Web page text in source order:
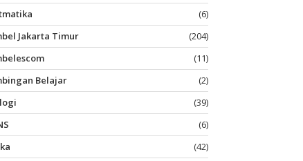
(6)
Jakarta Timur
(204)
(11)
Belajar
(2)
(39)
(6)
(42)